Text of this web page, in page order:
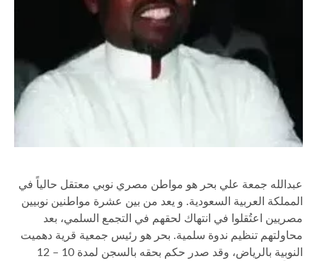
عبدالله جمعة علي بحر هو مواطن مصري نوبي معتقل حالياً في
المملكة العربية السعودية. و يعد من بين عشرة مواطنين نوبيين
مصريين اعتُقلوا في انتهاك لحقهم في التجمع السلمي، بعد
محاولتهم تنظيم ندوة سلمية. بحر هو رئيس جمعية قرية دهميت
النوبية بالرياض، وقد صدر حكم بحقه بالسجن لمدة 10 – 12